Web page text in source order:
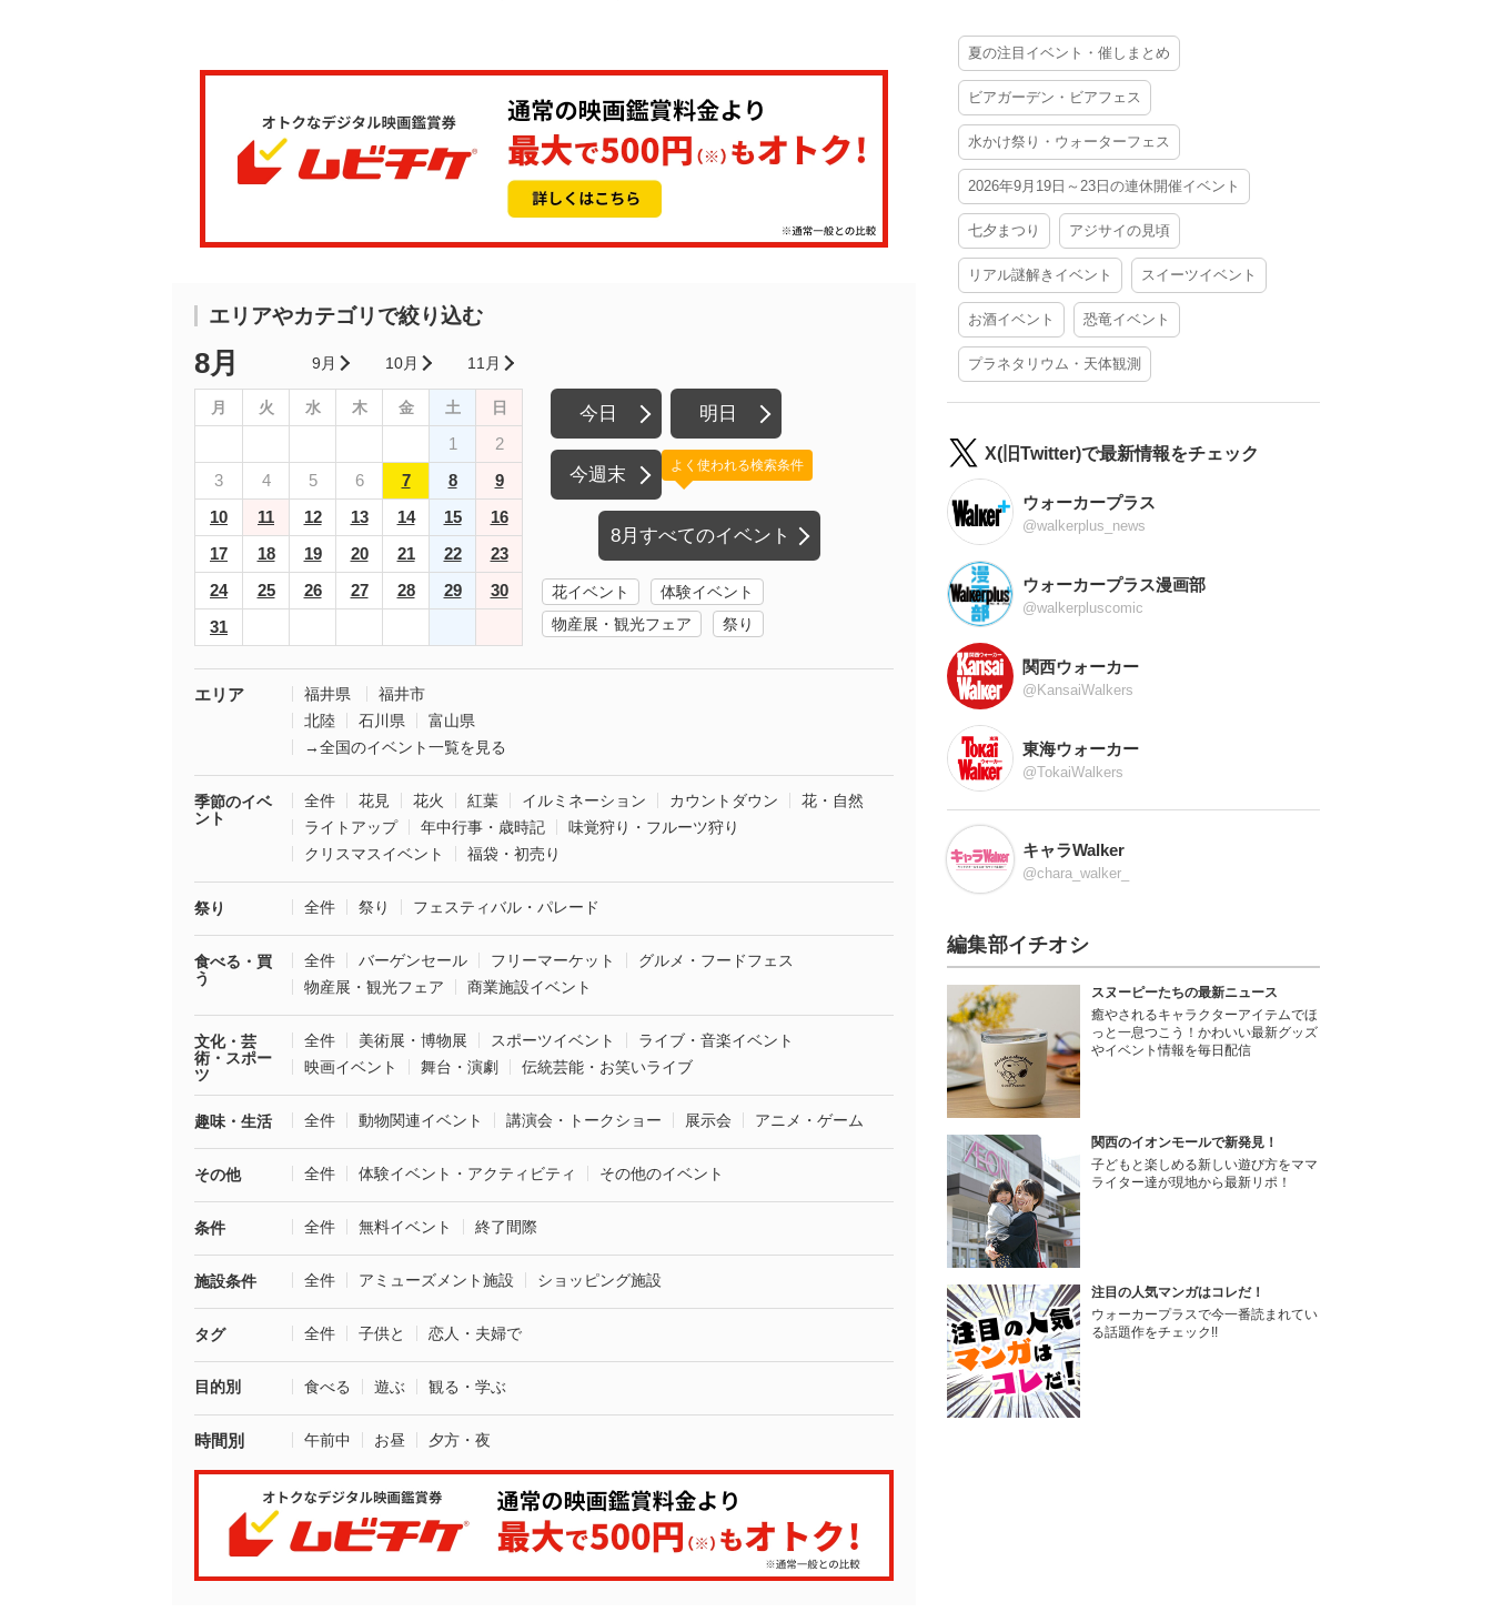
エリアやカテゴリで絞り込む
8月 9月 10月 11月
月 火 水 木 金 土 日
1
2
3
4 5 6 7 8
9
10
11 12 13 14 15
16
17
18 19 20 21 22
23
24
25 26 27 28 29
30
31
今日 明日
今週末
8月すべてのイベント
よく使われる検索条件
花イベント
体験イベント
物産展・観光フェア
祭り
エリア 福井県
福井市
北陸
石川県
富山県
→全国のイベント一覧を見る
季節のイベ
ント
全件 花見 花火 紅葉 イルミネーション カウントダウン
花・自然
ライトアップ
年中行事・歳時記
味覚狩り・フルーツ狩り
クリスマスイベント
福袋・初売り
祭り 全件 祭り フェスティバル・パレード
食べる・買
う
全件 バーゲンセール フリーマーケット
グルメ・フードフェス
物産展・観光フェア
商業施設イベント
文化・芸
術・スポー
ツ
全件 美術展・博物展 スポーツイベント
ライブ・音楽イベント
映画イベント
舞台・演劇 伝統芸能・お笑いライブ
趣味・生活 全件 動物関連イベント 講演会・トークショー 展示会 アニメ・ゲーム
その他 全件 体験イベント・アクティビティ その他のイベント
条件 全件 無料イベント 終了間際
施設条件 全件 アミューズメント施設 ショッピング施設
タグ 全件 子供と 恋人・夫婦で
目的別 食べる 遊ぶ 観る・学ぶ
時間別 午前中 お昼 夕方・夜
夏の注目イベント・催しまとめ
ビアガーデン・ビアフェス
水かけ祭り・ウォーターフェス
2026年9月19日～23日の連休開催イベント
七夕まつり アジサイの見頃
リアル謎解きイベント スイーツイベント
お酒イベント 恐竜イベント
プラネタリウム・天体観測
X(旧Twitter)で最新情報をチェック
ウォーカープラス
@walkerplus_news
ウォーカープラス漫画部
@walkerpluscomic
関西ウォーカー
@KansaiWalkers
東海ウォーカー
@TokaiWalkers
キャラWalker
@chara_walker_
編集部イチオシ
スヌーピーたちの最新ニュース
癒やされるキャラクターアイテムでほ
っと一息つこう！かわいい最新グッズ
やイベント情報を毎日配信
関西のイオンモールで新発見！
子どもと楽しめる新しい遊び方をママ
ライター達が現地から最新リポ！
注目の人気マンガはコレだ！
ウォーカープラスで今一番読まれてい
る話題作をチェック!!